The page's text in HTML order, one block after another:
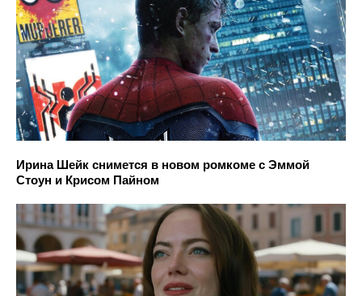
Ирина Шейк снимется в новом ромкоме с Эммой
Стоун и Крисом Пайном